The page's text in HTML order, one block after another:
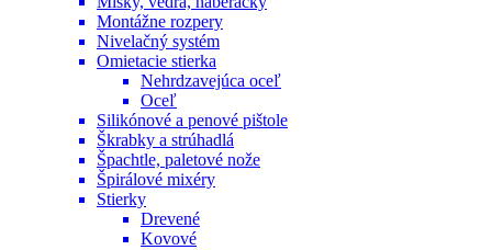
Montážne rozpery
Nivelačný systém
Omietacie stierka
Nehrdzavejúca oceľ
Oceľ
Silikónové a penové pištole
Škrabky a strúhadlá
Špachtle, paletové nože
Špirálové mixéry
Stierky
Drevené
Kovové